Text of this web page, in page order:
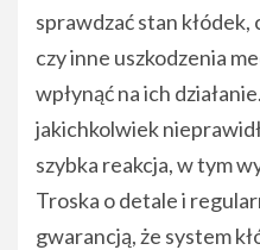
sprawdzać stan
czy inne uszkodzenia
wpłynąć na ich
jakichkolwiek
szybka reakcja, w tym
Troska o detale i
gwarancją, że system